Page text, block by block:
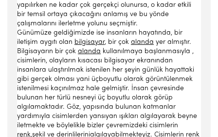
yapılırken ne kadar çok gerçekçi olunursa, o kadar etkili
bir temsil ortaya çıkacağını anlamış ve bu yönde
çalışmalarını ilerletme yolunu seçmiştir.
Günümüze geldiğimizde ise insanların hayatında, bir
iletişim aygıtı olan bilgisayar, bir çok alanda yer almıştır.
Bilgisayarın bir çok alanda kullanılmaya başlanmasıyla ,
cisimlerin, olayların kısacası bilgisayar ekranından
insanlara ulaştırılmak istenilen her şeyin günlük hayattaki
gibi gerçek olması yani üçboyutlu olarak görüntülenmek
istenilmesi kaçınılmaz hale gelmiştir. İnsan çevresinde
bulunan her türlü nesneyi üç boyutlu olarak görüp
algılamaktadır. Göz, yapısında bulunan katmanlar
yardımıyla cisimlerden yansıyan ışıkları algılayarak beyne
iletmekte ve böylelikle bizler çevremizdeki cisimlerin
renk,şekil ve derinlilerinialgılayabilmekteyiz. Cisimlerin renk